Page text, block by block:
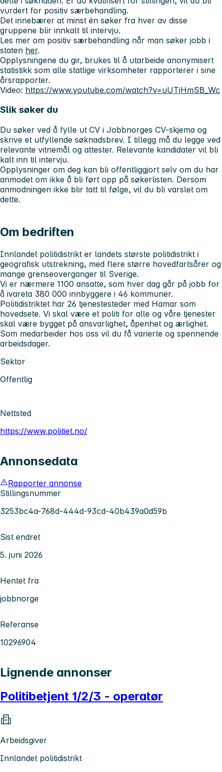
vurdert for positiv særbehandling.
Det innebærer at minst én søker fra hver av disse
gruppene blir innkalt til intervju.
Les mer om positiv særbehandling når man søker jobb i
staten her.
Opplysningene du gir, brukes til å utarbeide anonymisert
statistikk som alle statlige virksomheter rapporterer i sine
årsrapporter.
Video: https://www.youtube.com/watch?v=uUTjHmSB_Wc
Slik søker du
Du søker ved å fylle ut CV i Jobbnorges CV-skjema og
skrive et utfyllende søknadsbrev. I tillegg må du legge ved
relevante vitnemål og attester. Relevante kandidater vil bli
kalt inn til intervju.
Opplysninger om deg kan bli offentliggjort selv om du har
anmodet om ikke å bli ført opp på søkerlisten. Dersom
anmodningen ikke blir tatt til følge, vil du bli varslet om
dette.
Om bedriften
Innlandet politidistrikt er landets største politidistrikt i
geografisk utstrekning, med flere større hovedfartsårer og
mange grenseoverganger til Sverige.
Vi er nærmere 1100 ansatte, som hver dag går på jobb for
å ivareta 380 000 innbyggere i 46 kommuner.
Politidistriktet har 26 tjenestesteder med Hamar som
hovedsete. Vi skal være et politi for alle og våre tjenester
skal være bygget på ansvarlighet, åpenhet og ærlighet.
Som medarbeider hos oss vil du få varierte og spennende
arbeidsdager.
Sektor
Offentlig
Nettsted
https://www.politiet.no/
Annonsedata
Rapporter annonse
Stillingsnummer
3253bc4a-768d-444d-93cd-40b439a0d59b
Sist endret
5. juni 2026
Hentet fra
jobbnorge
Referanse
10296904
Lignende annonser
Politibetjent 1/2/3 - operatør
Arbeidsgiver
Innlandet politidistrikt